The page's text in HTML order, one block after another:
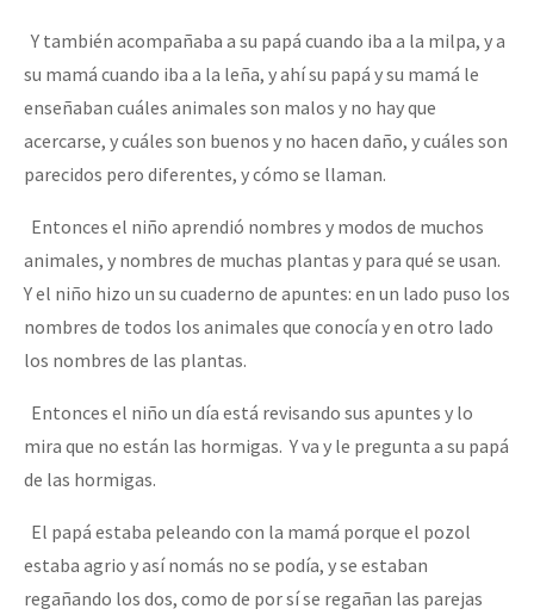
Y también acompañaba a su papá cuando iba a la milpa, y a
su mamá cuando iba a la leña, y ahí su papá y su mamá le
enseñaban cuáles animales son malos y no hay que
acercarse, y cuáles son buenos y no hacen daño, y cuáles son
parecidos pero diferentes, y cómo se llaman.
Entonces el niño aprendió nombres y modos de muchos
animales, y nombres de muchas plantas y para qué se usan.
Y el niño hizo un su cuaderno de apuntes: en un lado puso los
nombres de todos los animales que conocía y en otro lado
los nombres de las plantas.
Entonces el niño un día está revisando sus apuntes y lo
mira que no están las hormigas. Y va y le pregunta a su papá
de las hormigas.
El papá estaba peleando con la mamá porque el pozol
estaba agrio y así nomás no se podía, y se estaban
regañando los dos, como de por sí se regañan las parejas